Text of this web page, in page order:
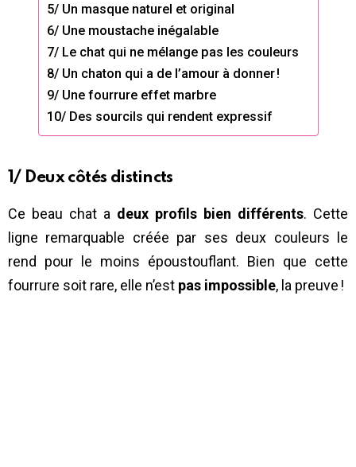
5/ Un masque naturel et original
6/ Une moustache inégalable
7/ Le chat qui ne mélange pas les couleurs
8/ Un chaton qui a de l’amour à donner !
9/ Une fourrure effet marbre
10/ Des sourcils qui rendent expressif
1/ Deux côtés distincts
Ce beau chat a deux profils bien différents. Cette
ligne remarquable créée par ses deux couleurs le
rend pour le moins époustouflant. Bien que cette
fourrure soit rare, elle n’est pas impossible, la preuve !